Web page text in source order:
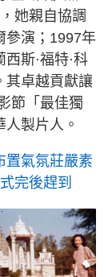
她親自協調
參演；1997年
斯·福特·科
其卓越貢獻讓
節「最佳獨
製片人。
置氣氛莊嚴素
完後趕到